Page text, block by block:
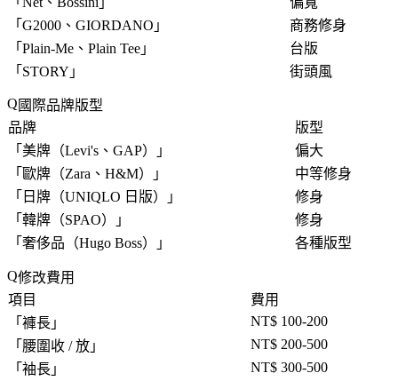
「 G2000、GIORDANO 」
商務修身
「 Plain-Me、Plain Tee 」
台版
「 STORY 」 街頭風
國際品牌版型
品牌
版型
「 美牌（Levi's、GAP） 」
偏大
「 歐牌（Zara、H&M） 」
中等修身
「 日牌（UNIQLO 日版） 」
修身
「 韓牌（SPAO） 」
修身
「 奢侈品（Hugo Boss） 」 各種版型
修改費用
項目
費用
「 褲長 」
NT$ 100-200
「 腰圍收 / 放 」
NT$ 200-500
「 袖長 」
NT$ 300-500